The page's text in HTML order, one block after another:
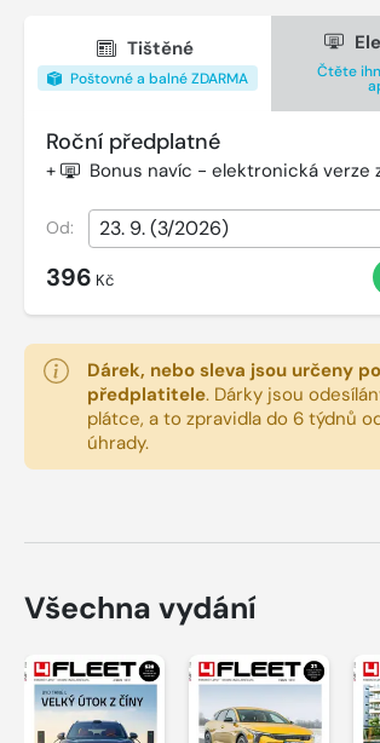
Tištěné
Poštovné a balné ZDARMA Čtěte
Roční předplatné
+ Bonus navíc - elektronická verze
Od:
396 Kč
Dárek, nebo sleva jsou určeny
předplatitele. Dárky jsou
plátce, a to zpravidla do 6 týdnů
úhrady.
Všechna vydání